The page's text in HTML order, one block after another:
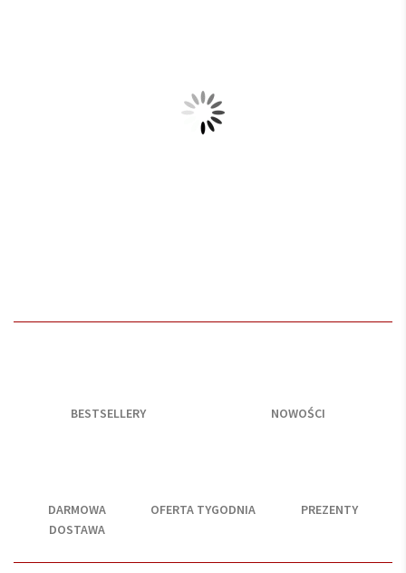
BESTSELLERY NOWOŚCI
DARMOWA
DOSTAWA
OFERTA TYGODNIA PREZENTY